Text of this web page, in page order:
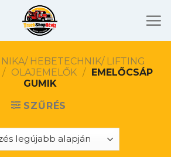
HEBETECHNIK/ LIFTING
/ OLAJEMELŐK / EMELŐCSÁP
GUMIK
SZŰRÉS